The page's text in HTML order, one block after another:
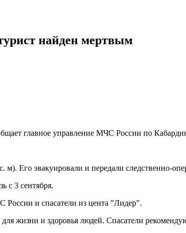
найден мертвым
главное управление МЧС России по
Его эвакуировали и передали следственно-
с 3 сентября.
России и спасатели из цента "Лидер".
жизни и здоровья людей. Спасатели